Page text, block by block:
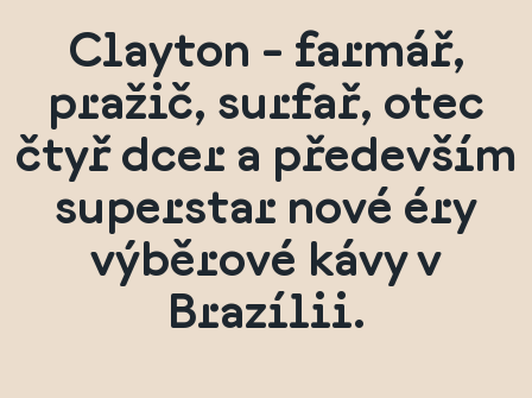
Clayton - farmář,
pražič, surfař, otec
čtyř dcer a především
superstar nové éry
výběrové kávy v
Brazílii.